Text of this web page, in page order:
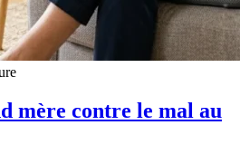
mère contre le mal au